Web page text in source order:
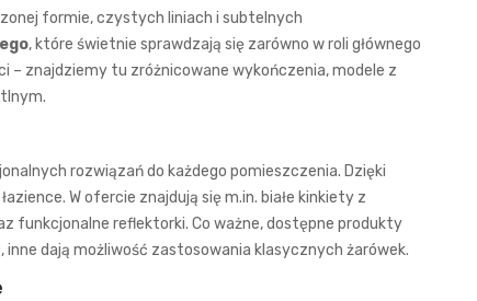
formie, czystych liniach i subtelnych
, które świetnie sprawdzają się zarówno w roli głównego
– znajdziemy tu zróżnicowane wykończenia, modele z
rozwiązań do każdego pomieszczenia. Dzięki
W ofercie znajdują się m.in. białe kinkiety z
funkcjonalne reflektorki. Co ważne, dostępne produkty
dają możliwość zastosowania klasycznych żarówek.